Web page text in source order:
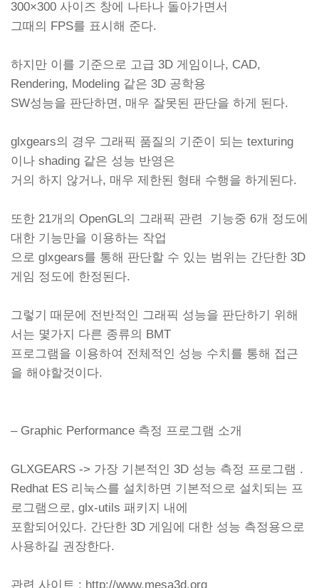
300×300 사이즈 창에 나타나 돌아가면서
그때의 FPS를 표시해 준다.
하지만 이를 기준으로 고급 3D 게임이나, CAD,
Rendering, Modeling 같은 3D 공학용
SW성능을 판단하면, 매우 잘못된 판단을 하게 된다.
glxgears의 경우 그래픽 품질의 기준이 되는 texturing
이나 shading 같은 성능 반영은
거의 하지 않거나, 매우 제한된 형태 수행을 하게된다.
또한 21개의 OpenGL의 그래픽 관련 기능중 6개 정도에
대한 기능만을 이용하는 작업
으로 glxgears를 통해 판단할 수 있는 범위는 간단한 3D
게임 정도에 한정된다.
그렇기 때문에 전반적인 그래픽 성능을 판단하기 위해
서는 몇가지 다른 종류의 BMT
프로그램을 이용하여 전체적인 성능 수치를 통해 접근
을 해야할것이다.
– Graphic Performance 측정 프로그램 소개
GLXGEARS -> 가장 기본적인 3D 성능 측정 프로그램 .
Redhat ES 리눅스를 설치하면 기본적으로 설치되는 프
로그램으로, glx-utils 패키지 내에
포함되어있다. 간단한 3D 게임에 대한 성능 측정용으로
사용하길 권장한다.
관련 사이트 : http://www.mesa3d.org